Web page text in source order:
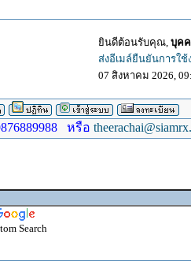
ยินดีต้อนรับคุณ, บุค
ส่งอีเมล์ยืนยันการใช้
07 สิงหาคม 2026,
หรือ
Search